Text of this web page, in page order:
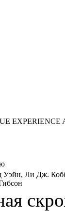
Уэйн, Ли Дж.